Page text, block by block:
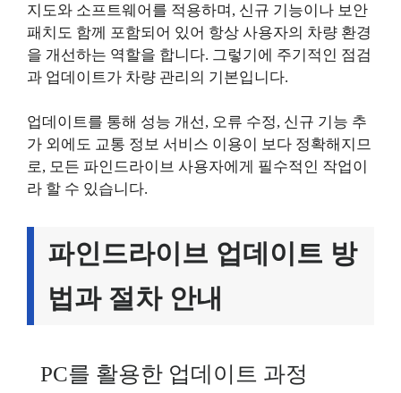
지도와 소프트웨어를 적용하며, 신규 기능이나 보안
패치도 함께 포함되어 있어 항상 사용자의 차량 환경
을 개선하는 역할을 합니다. 그렇기에 주기적인 점검
과 업데이트가 차량 관리의 기본입니다.
업데이트를 통해 성능 개선, 오류 수정, 신규 기능 추
가 외에도 교통 정보 서비스 이용이 보다 정확해지므
로, 모든 파인드라이브 사용자에게 필수적인 작업이
라 할 수 있습니다.
파인드라이브 업데이트 방
법과 절차 안내
PC를 활용한 업데이트 과정